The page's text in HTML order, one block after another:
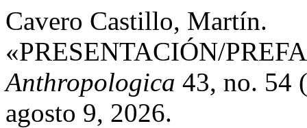
Cavero Castillo, Martín.
«PRESENTACIÓN/
Anthropologica 43, no. 54
agosto 9, 2026.